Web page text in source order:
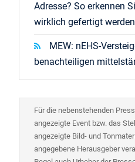
Adresse? So erkennen
wirklich gefertigt werden
MEW: nEHS-
benachteiligen
Für die nebenstehenden
angezeigte Event bzw. das
angezeigte Bild- und
angegebene Herausgeber